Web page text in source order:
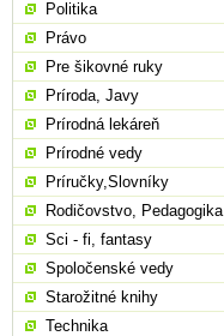
Politika
Právo
Pre šikovné ruky
Príroda, Javy
Prírodná lekáreň
Prírodné vedy
Príručky,Slovníky
Rodičovstvo, Pedagogika
Sci - fi, fantasy
Spoločenské vedy
Starožitné knihy
Technika